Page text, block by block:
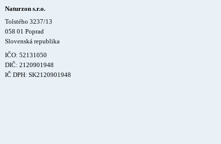
Naturzon s.r.o.
Tolstého 3237/13
058 01 Poprad
Slovenská republika
IČO: 52131050
DIČ: 2120901948
IČ DPH: SK2120901948